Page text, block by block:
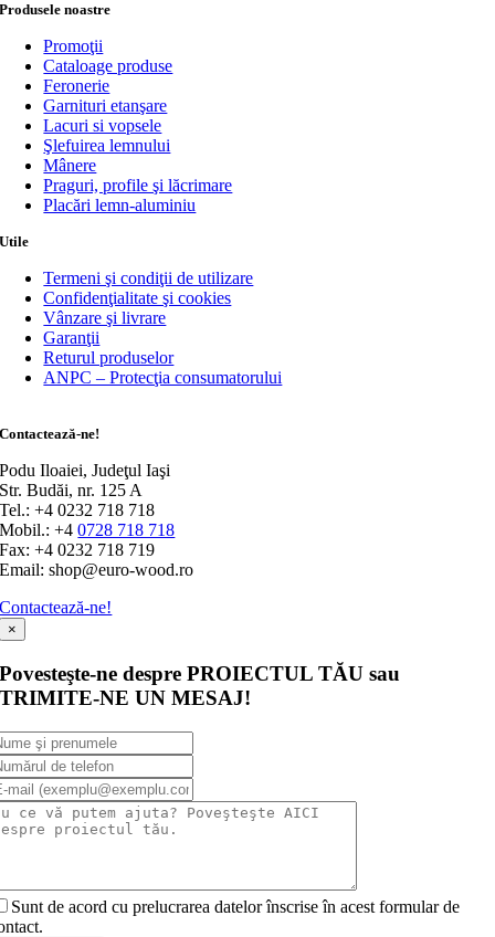
Produsele noastre
Promoţii
Cataloage produse
Feronerie
Garnituri etanşare
Lacuri si vopsele
Şlefuirea lemnului
Mânere
Praguri, profile şi lăcrimare
Placări lemn-aluminiu
Utile
Termeni şi condiţii de utilizare
Confidenţialitate şi cookies
Vânzare şi livrare
Garanţii
Returul produselor
ANPC – Protecţia consumatorului
Contactează-ne!
Podu Iloaiei, Judeţul Iaşi
Str. Budăi, nr. 125 A
Tel.: +4 0232 718 718
Mobil.: +40728 718 718
Fax: +4 0232 718 719
Email: shop@euro-wood.ro
Contactează-ne!
×
Povesteşte-ne despre PROIECTUL TĂU sau
TRIMITE-NE UN MESAJ!
Sunt de acord cu prelucrarea datelor înscrise în acest formular de